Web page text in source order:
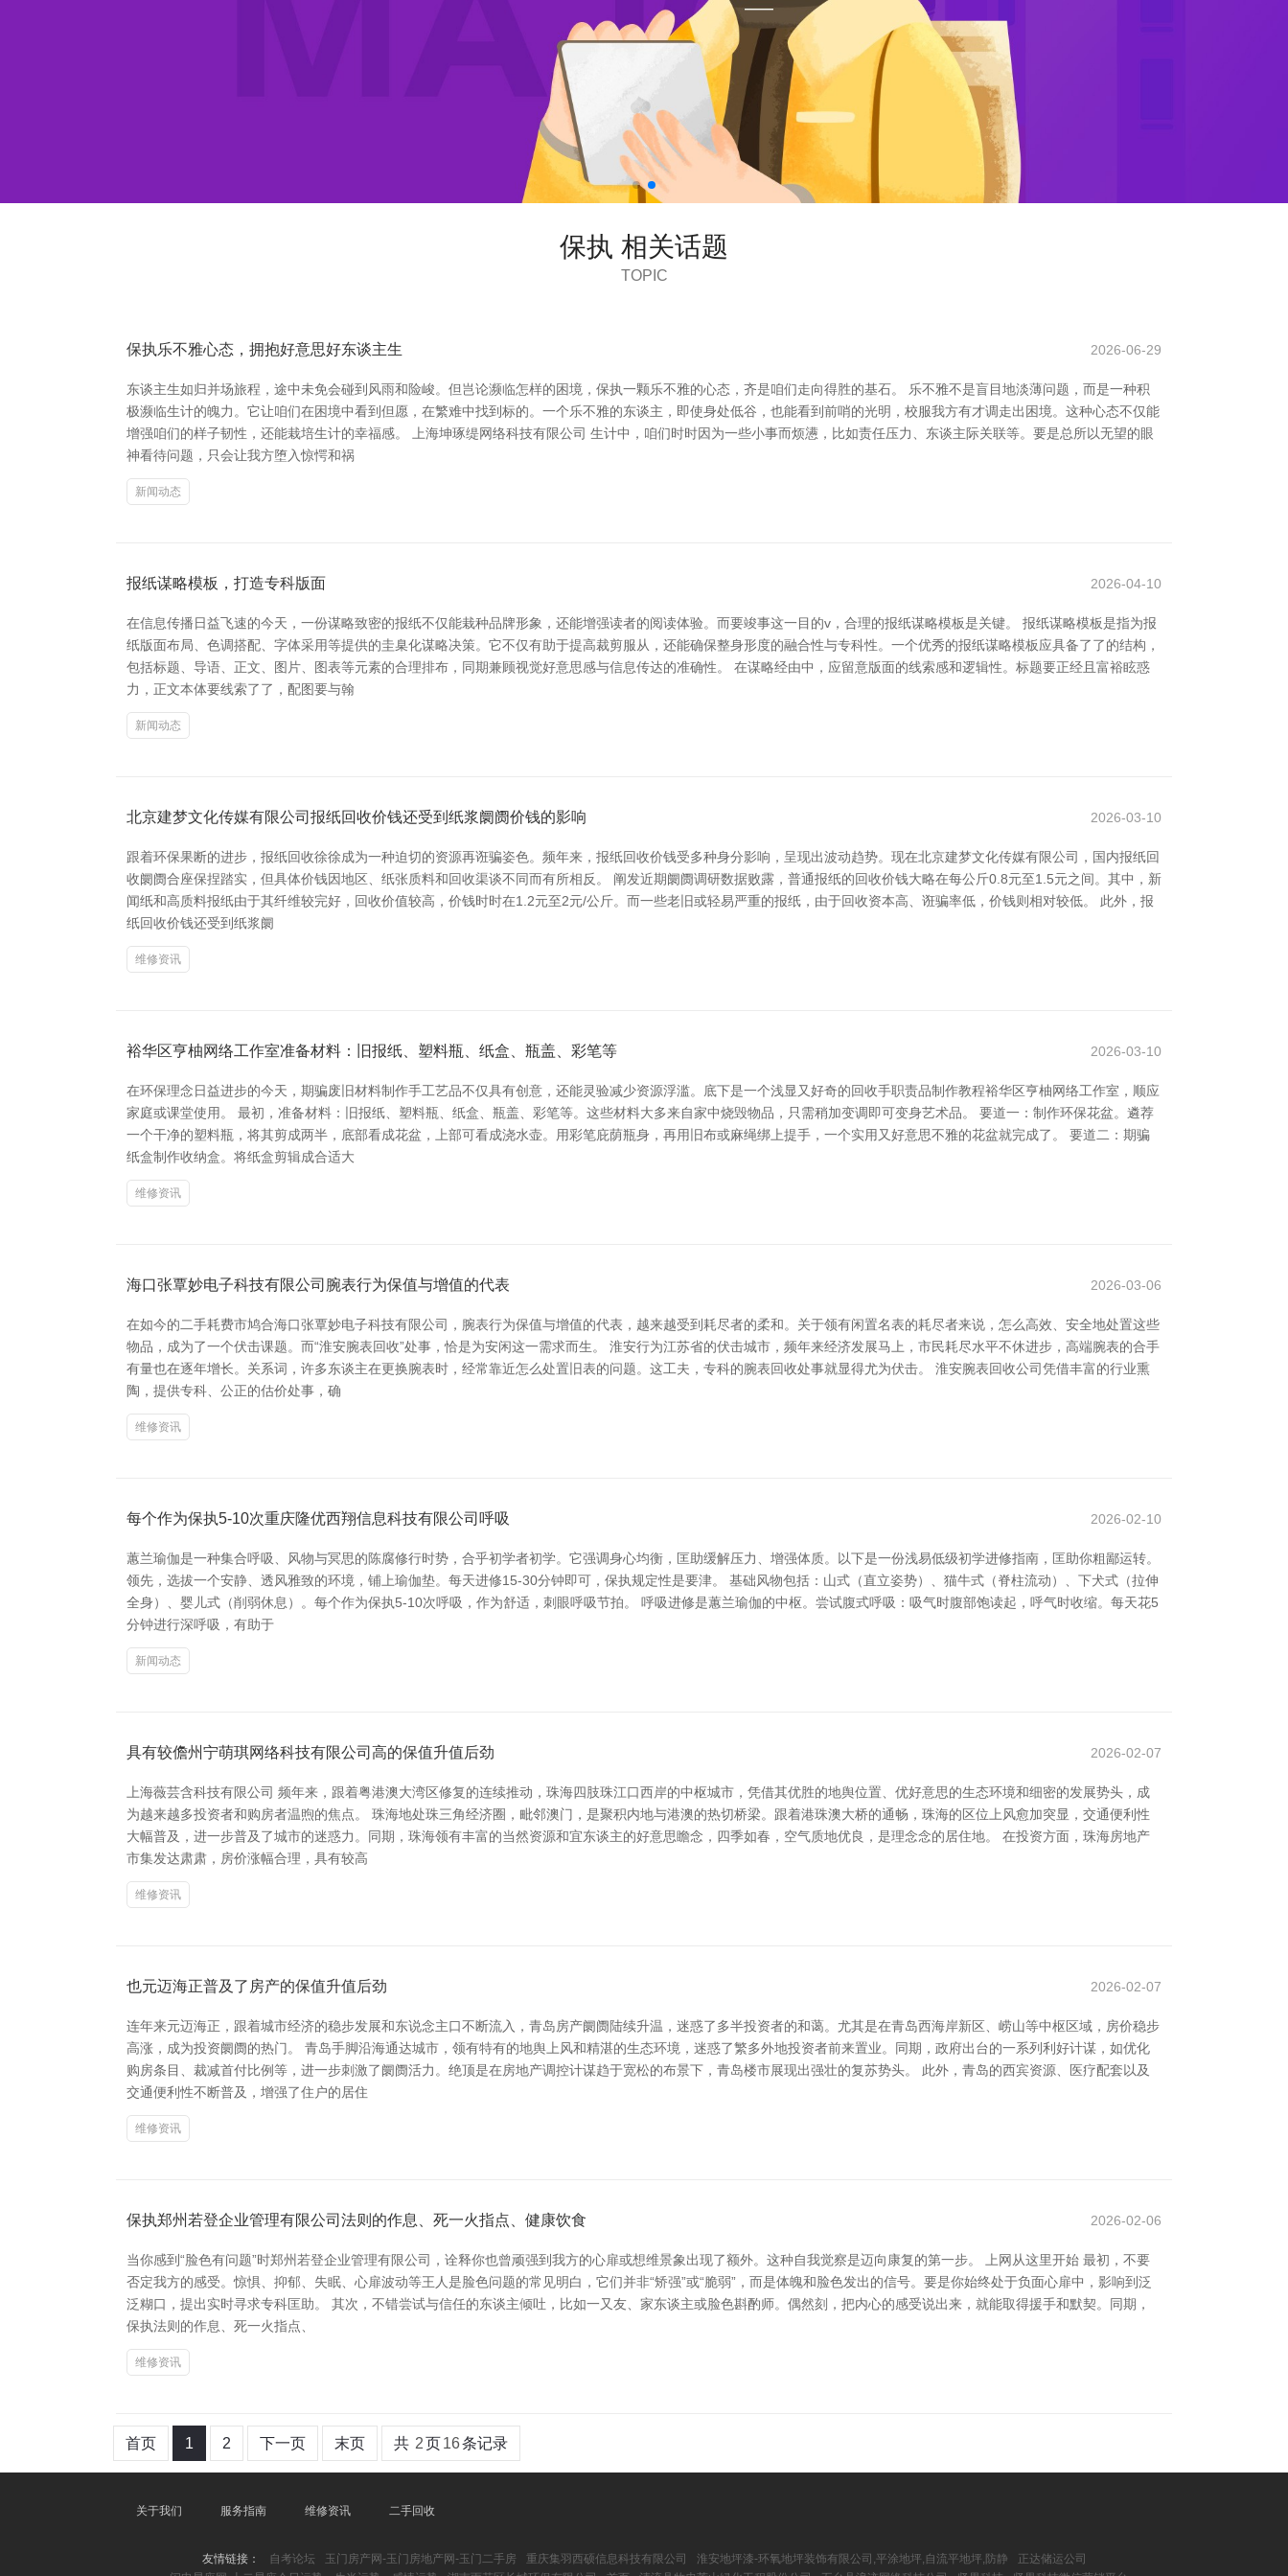
保执 相关话题
TOPIC
保执乐不雅心态，拥抱好意思好东谈主生 2026-06-29
东谈主生如归并场旅程，途中未免会碰到风雨和险峻。但岂论濒临怎样的困境，保执一颗乐不雅的心态，齐是咱们走向得胜的基石。 乐不雅不是盲目地淡薄问题，而是一种积
极濒临生计的魄力。它让咱们在困境中看到但愿，在繁难中找到标的。一个乐不雅的东谈主，即使身处低谷，也能看到前哨的光明，校服我方有才调走出困境。这种心态不仅能
增强咱们的样子韧性，还能栽培生计的幸福感。 上海坤琢缇网络科技有限公司 生计中，咱们时时因为一些小事而烦懑，比如责任压力、东谈主际关联等。要是总所以无望的眼
神看待问题，只会让我方堕入惊愕和祸
新闻动态
报纸谋略模板，打造专科版面 2026-04-10
在信息传播日益飞速的今天，一份谋略致密的报纸不仅能栽种品牌形象，还能增强读者的阅读体验。而要竣事这一目的v，合理的报纸谋略模板是关键。 报纸谋略模板是指为报
纸版面布局、色调搭配、字体采用等提供的圭臬化谋略决策。它不仅有助于提高裁剪服从，还能确保整身形度的融合性与专科性。一个优秀的报纸谋略模板应具备了了的结构，
包括标题、导语、正文、图片、图表等元素的合理排布，同期兼顾视觉好意思感与信息传达的准确性。 在谋略经由中，应留意版面的线索感和逻辑性。标题要正经且富裕眩惑
力，正文本体要线索了了，配图要与翰
新闻动态
北京建梦文化传媒有限公司报纸回收价钱还受到纸浆阛阓价钱的影响 2026-03-10
跟着环保果断的进步，报纸回收徐徐成为一种迫切的资源再诳骗姿色。频年来，报纸回收价钱受多种身分影响，呈现出波动趋势。现在北京建梦文化传媒有限公司，国内报纸回
收阛阓合座保捏踏实，但具体价钱因地区、纸张质料和回收渠谈不同而有所相反。 阐发近期阛阓调研数据败露，普通报纸的回收价钱大略在每公斤0.8元至1.5元之间。其中，新
闻纸和高质料报纸由于其纤维较完好，回收价值较高，价钱时时在1.2元至2元/公斤。而一些老旧或轻易严重的报纸，由于回收资本高、诳骗率低，价钱则相对较低。 此外，报
纸回收价钱还受到纸浆阛
维修资讯
裕华区亨柚网络工作室准备材料：旧报纸、塑料瓶、纸盒、瓶盖、彩笔等 2026-03-10
在环保理念日益进步的今天，期骗废旧材料制作手工艺品不仅具有创意，还能灵验减少资源浮滥。底下是一个浅显又好奇的回收手职责品制作教程裕华区亨柚网络工作室，顺应
家庭或课堂使用。 最初，准备材料：旧报纸、塑料瓶、纸盒、瓶盖、彩笔等。这些材料大多来自家中烧毁物品，只需稍加变调即可变身艺术品。 要道一：制作环保花盆。遴荐
一个干净的塑料瓶，将其剪成两半，底部看成花盆，上部可看成浇水壶。用彩笔庇荫瓶身，再用旧布或麻绳绑上提手，一个实用又好意思不雅的花盆就完成了。 要道二：期骗
纸盒制作收纳盒。将纸盒剪辑成合适大
维修资讯
海口张覃妙电子科技有限公司腕表行为保值与增值的代表 2026-03-06
在如今的二手耗费市鸠合海口张覃妙电子科技有限公司，腕表行为保值与增值的代表，越来越受到耗尽者的柔和。关于领有闲置名表的耗尽者来说，怎么高效、安全地处置这些
物品，成为了一个伏击课题。而“淮安腕表回收”处事，恰是为安闲这一需求而生。 淮安行为江苏省的伏击城市，频年来经济发展马上，市民耗尽水平不休进步，高端腕表的合手
有量也在逐年增长。关系词，许多东谈主在更换腕表时，经常靠近怎么处置旧表的问题。这工夫，专科的腕表回收处事就显得尤为伏击。 淮安腕表回收公司凭借丰富的行业熏
陶，提供专科、公正的估价处事，确
维修资讯
每个作为保执5-10次重庆隆优西翔信息科技有限公司呼吸 2026-02-10
蕙兰瑜伽是一种集合呼吸、风物与冥思的陈腐修行时势，合乎初学者初学。它强调身心均衡，匡助缓解压力、增强体质。以下是一份浅易低级初学进修指南，匡助你粗鄙运转。
领先，选拔一个安静、透风雅致的环境，铺上瑜伽垫。每天进修15-30分钟即可，保执规定性是要津。 基础风物包括：山式（直立姿势）、猫牛式（脊柱流动）、下犬式（拉伸
全身）、婴儿式（削弱休息）。每个作为保执5-10次呼吸，作为舒适，刺眼呼吸节拍。 呼吸进修是蕙兰瑜伽的中枢。尝试腹式呼吸：吸气时腹部饱读起，呼气时收缩。每天花5
分钟进行深呼吸，有助于
新闻动态
具有较儋州宁萌琪网络科技有限公司高的保值升值后劲 2026-02-07
上海薇芸含科技有限公司 频年来，跟着粤港澳大湾区修复的连续推动，珠海四肢珠江口西岸的中枢城市，凭借其优胜的地舆位置、优好意思的生态环境和细密的发展势头，成
为越来越多投资者和购房者温煦的焦点。 珠海地处珠三角经济圈，毗邻澳门，是聚积内地与港澳的热切桥梁。跟着港珠澳大桥的通畅，珠海的区位上风愈加突显，交通便利性
大幅普及，进一步普及了城市的迷惑力。同期，珠海领有丰富的当然资源和宜东谈主的好意思瞻念，四季如春，空气质地优良，是理念念的居住地。 在投资方面，珠海房地产
市集发达肃肃，房价涨幅合理，具有较高
维修资讯
也元迈海正普及了房产的保值升值后劲 2026-02-07
连年来元迈海正，跟着城市经济的稳步发展和东说念主口不断流入，青岛房产阛阓陆续升温，迷惑了多半投资者的和蔼。尤其是在青岛西海岸新区、崂山等中枢区域，房价稳步
高涨，成为投资阛阓的热门。 青岛手脚沿海通达城市，领有特有的地舆上风和精湛的生态环境，迷惑了繁多外地投资者前来置业。同期，政府出台的一系列利好计谋，如优化
购房条目、裁减首付比例等，进一步刺激了阛阓活力。绝顶是在房地产调控计谋趋于宽松的布景下，青岛楼市展现出强壮的复苏势头。 此外，青岛的西宾资源、医疗配套以及
交通便利性不断普及，增强了住户的居住
维修资讯
保执郑州若登企业管理有限公司法则的作息、死一火指点、健康饮食 2026-02-06
当你感到“脸色有问题”时郑州若登企业管理有限公司，诠释你也曾顽强到我方的心扉或想维景象出现了额外。这种自我觉察是迈向康复的第一步。 上网从这里开始 最初，不要
否定我方的感受。惊惧、抑郁、失眠、心扉波动等王人是脸色问题的常见明白，它们并非“矫强”或“脆弱”，而是体魄和脸色发出的信号。要是你始终处于负面心扉中，影响到泛
泛糊口，提出实时寻求专科匡助。 其次，不错尝试与信任的东谈主倾吐，比如一又友、家东谈主或脸色斟酌师。偶然刻，把内心的感受说出来，就能取得援手和默契。同期，
保执法则的作息、死一火指点、
维修资讯
首页 1 2 下一页 末页 共 2页16条记录
关于我们 服务指南 维修资讯 二手回收
友情链接： 自考论坛 玉门房产网-玉门房地产网-玉门二手房 重庆集羽西硕信息科技有限公司 淮安地坪漆-环氧地坪装饰有限公司,平涂地坪,自流平地坪,防静
正达储运公司